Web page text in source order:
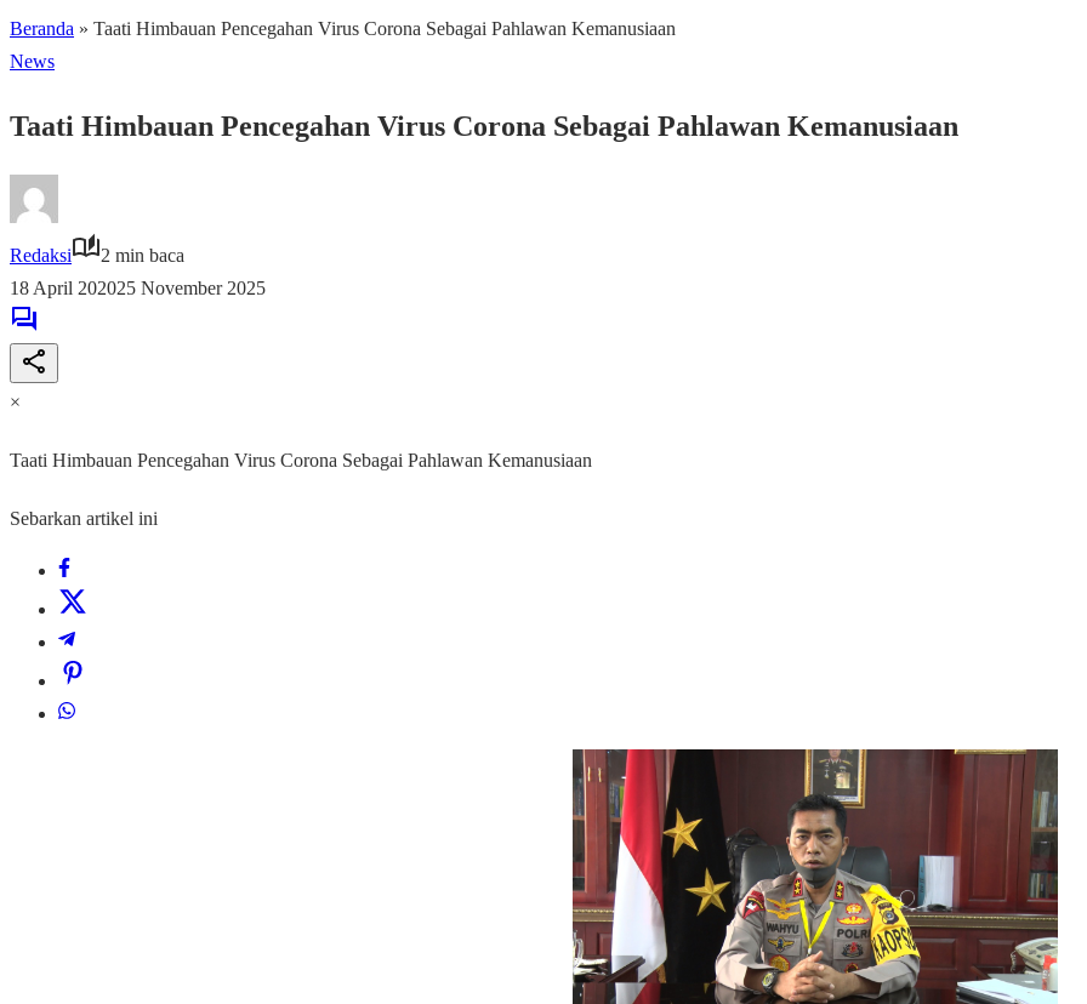
Beranda » Taati Himbauan Pencegahan Virus Corona Sebagai Pahlawan Kemanusiaan
News
Taati Himbauan Pencegahan Virus Corona Sebagai Pahlawan Kemanusiaan
Redaksi
2 min baca
18 April 202025 November 2025
×
Taati Himbauan Pencegahan Virus Corona Sebagai Pahlawan Kemanusiaan
Sebarkan artikel ini